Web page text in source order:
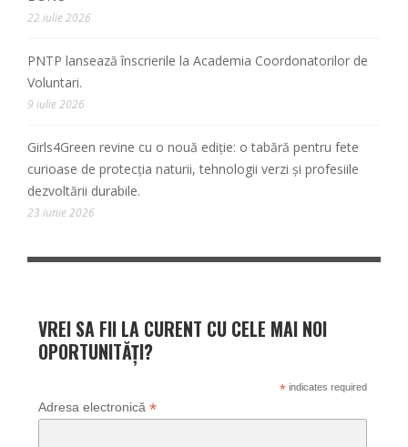
22 iulie 2026
PNTP lansează înscrierile la Academia Coordonatorilor de
Voluntari.
9 iulie 2026
Girls4Green revine cu o nouă ediție: o tabără pentru fete
curioase de protecția naturii, tehnologii verzi și profesiile
dezvoltării durabile.
23 iunie 2026
VREI SA FII LA CURENT CU CELE MAI NOI
OPORTUNITĂȚI?
*indicates required
Adresa electronică *